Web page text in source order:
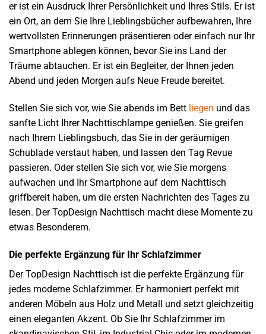
er ist ein Ausdruck Ihrer Persönlichkeit und Ihres Stils. Er ist
ein Ort, an dem Sie Ihre Lieblingsbücher aufbewahren, Ihre
wertvollsten Erinnerungen präsentieren oder einfach nur Ihr
Smartphone ablegen können, bevor Sie ins Land der
Träume abtauchen. Er ist ein Begleiter, der Ihnen jeden
Abend und jeden Morgen aufs Neue Freude bereitet.
Stellen Sie sich vor, wie Sie abends im Bett liegen und das
sanfte Licht Ihrer Nachttischlampe genießen. Sie greifen
nach Ihrem Lieblingsbuch, das Sie in der geräumigen
Schublade verstaut haben, und lassen den Tag Revue
passieren. Oder stellen Sie sich vor, wie Sie morgens
aufwachen und Ihr Smartphone auf dem Nachttisch
griffbereit haben, um die ersten Nachrichten des Tages zu
lesen. Der TopDesign Nachttisch macht diese Momente zu
etwas Besonderem.
Die perfekte Ergänzung für Ihr Schlafzimmer
Der TopDesign Nachttisch ist die perfekte Ergänzung für
jedes moderne Schlafzimmer. Er harmoniert perfekt mit
anderen Möbeln aus Holz und Metall und setzt gleichzeitig
einen eleganten Akzent. Ob Sie Ihr Schlafzimmer im